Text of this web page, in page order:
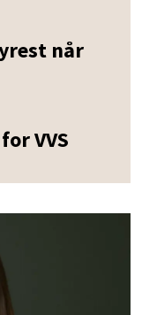
når
VVS